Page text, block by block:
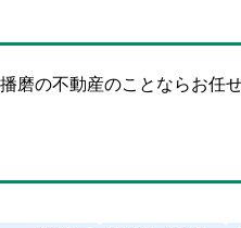
磨の不動産のことならお任